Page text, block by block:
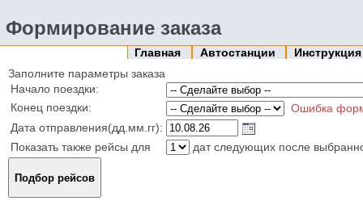
Формирование заказа
Главная Автостанции
Заполните параметры заказа
Начало поездки:
Конец поездки:
Ошибка
Дата отправления(дд.мм.гг):
Показать также рейсы для
дат следующих после